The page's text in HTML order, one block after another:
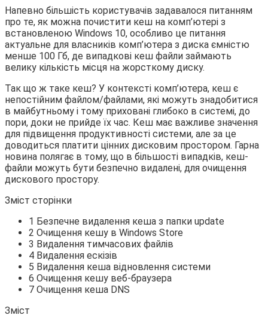
Напевно більшість користувачів задавалося питанням
про те, як можна почистити кеш на комп’ютері з
встановленою Windows 10, особливо це питання
актуальне для власників комп’ютера з диска ємністю
менше 100 Гб, де випадкові кеш файли займають
велику кількість місця на жорсткому диску.
Так що ж таке кеш? У контексті комп’ютера, кеш є
непостійним файлом/файлами, які можуть знадобитися
в майбутньому і тому приховані глибоко в системі, до
пори, доки не прийде їх час. Кеш має важливе значення
для підвищення продуктивності системи, але за це
доводиться платити цінних дисковим простором. Гарна
новина полягає в тому, що в більшості випадків, кеш-
файли можуть бути безпечно видалені, для очищення
дискового простору.
Зміст сторінки
1 Безпечне видалення кеша з папки update
2 Очищення кешу в Windows Store
3 Видалення тимчасових файлів
4 Видалення ескізів
5 Видалення кеша відновлення системи
6 Очищення кешу веб-браузера
7 Очищення кеша DNS
Зміст